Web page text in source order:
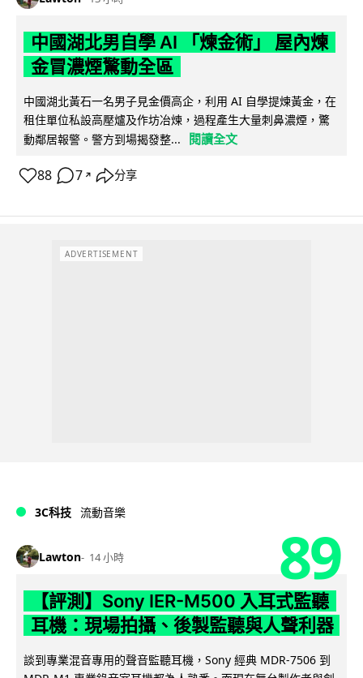
中國湖北男自學 AI 「煉金術」 屋內煉
金冒濃煙驚動全區
中國湖北黃石一名男子見金價高企，利用 AI 自學提煉黃金，在
租住單位私設高壓爐及作坊冶煉，過程產生大量刺鼻濃煙，驚
動鄰居報警。警方到場揭發整...
閱讀全文
88 7 ↗ 分享
ADVERTISEMENT
3C科技 流動音樂
Lawton 14 小時 89
【評測】Sony IER-M500 入耳式監聽
耳機：現場拍攝、後製監聽與人聲利器
談到專業混音專用的聲音監聽耳機，Sony 經典 MDR-7506 到